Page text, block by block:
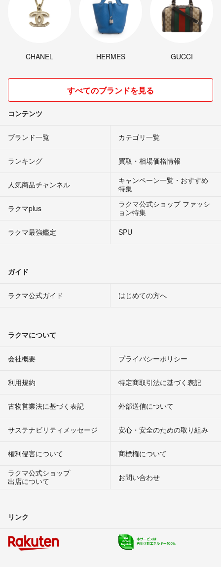
CHANEL HERMES GUCCI
すべてのブランドを見る
コンテンツ
ブランド一覧 カテゴリ一覧
ランキング 買取・相場価格情報
人気商品チャンネル
キャンペーン一覧・おすすめ
特集
ラクマplus
ラクマ公式ショップ ファッシ
ョン特集
ラクマ最強鑑定
SPU
ガイド
ラクマ公式ガイド はじめての方へ
ラクマについて
会社概要 プライバシーポリシー
利用規約 特定商取引法に基づく表記
古物営業法に基づく表記 外部送信について
サステナビリティメッセージ 安心・安全のための取り組み
権利侵害について
商標権について
ラクマ公式ショップ
出店について
お問い合わせ
リンク